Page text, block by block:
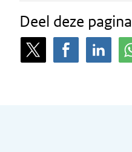
Deel deze pagina